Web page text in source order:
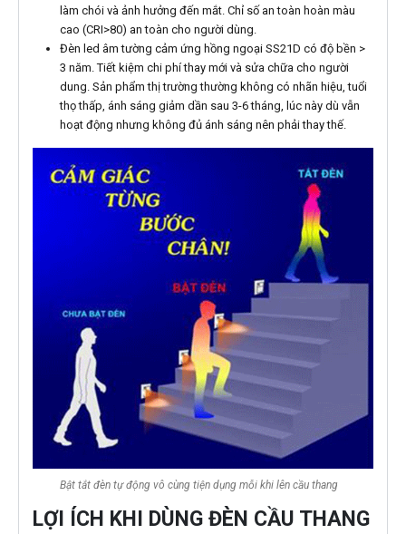
làm chói và ảnh hưởng đến mắt. Chỉ số an toàn hoàn màu
cao (CRI>80) an toàn cho người dùng.
Đèn led âm tường cảm ứng hồng ngoại SS21D có độ bền >
3 năm. Tiết kiệm chi phí thay mới và sửa chữa cho người
dung. Sản phẩm thị trường thường không có nhãn hiệu, tuổi
thọ thấp, ánh sáng giảm dần sau 3-6 tháng, lúc này dù vẫn
hoạt động nhưng không đủ ánh sáng nên phải thay thế.
Bật tắt đèn tự động vô cùng tiện dụng mỗi khi lên cầu thang
LỢI ÍCH KHI DÙNG ĐÈN CẦU THANG